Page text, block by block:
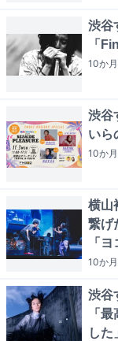
渋谷
「
10か月
渋谷
いら
10か月
横山
繋げ
「
10か月
渋谷
「
した